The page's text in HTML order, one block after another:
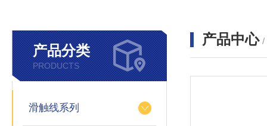
产品分类
PRODUCTS
滑触线系列
产品中心 /